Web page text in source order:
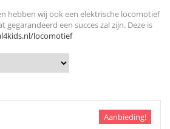
hebben wij ook een elektrische locomotief
een succes zal zijn. Deze is
locomotief
Aanbieding!